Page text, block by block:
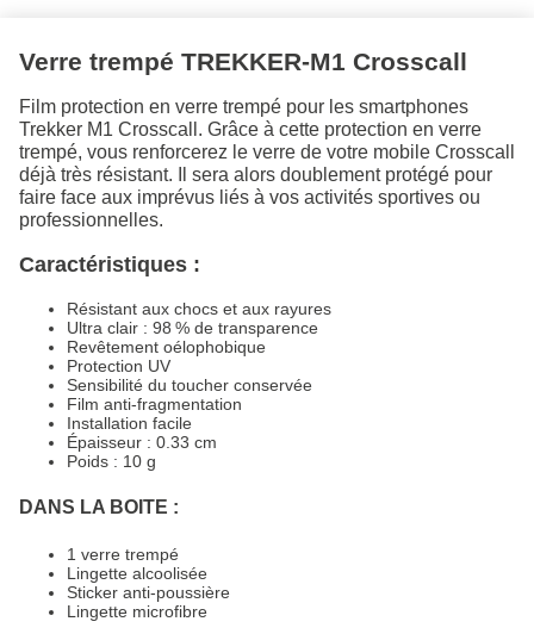
Verre trempé TREKKER-M1 Crosscall
Film protection en verre trempé pour les smartphones
Trekker M1 Crosscall. Grâce à cette protection en verre
trempé, vous renforcerez le verre de votre mobile Crosscall
déjà très résistant. Il sera alors doublement protégé pour
faire face aux imprévus liés à vos activités sportives ou
professionnelles.
Caractéristiques :
Résistant aux chocs et aux rayures
Ultra clair : 98 % de transparence
Revêtement oélophobique
Protection UV
Sensibilité du toucher conservée
Film anti-fragmentation
Installation facile
Épaisseur : 0.33 cm
Poids : 10 g
DANS LA BOITE :
1 verre trempé
Lingette alcoolisée
Sticker anti-poussière
Lingette microfibre